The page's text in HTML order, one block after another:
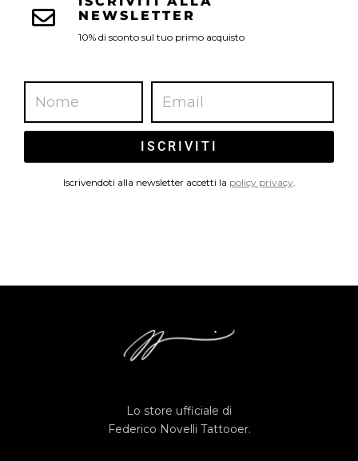
NEWSLETTER
10% di sconto sul tuo primo acquisto
ISCRIVITI
Iscrivendoti alla newsletter accetti la policy privacy.
Lo store ufficiale di
Federico Novelli Tattooer.